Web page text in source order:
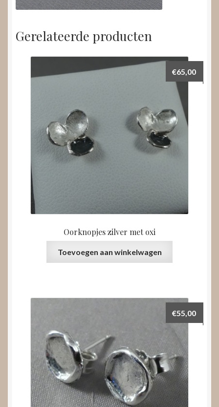
Gerelateerde producten
Oorknopjes zilver met oxi
€65,00
Toevoegen aan winkelwagen
€55,00